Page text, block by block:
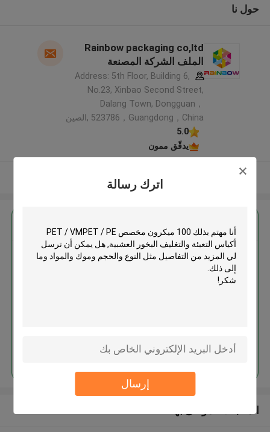
اترك رسالة
إرسال
حول نا
Rainbow packaging co,ltd
الملف الشركة المصنعة
Address: 5th Floor, Building 6,
No.23, Xinbao Second Street,
Dalang Town, Dongguan，
523786，Guangdong，China ,الصين
5.0
يدقّق ممون
عرض المزيد
100 ميكرون مخصص PET /
استمر
المنتجات الموصى بها